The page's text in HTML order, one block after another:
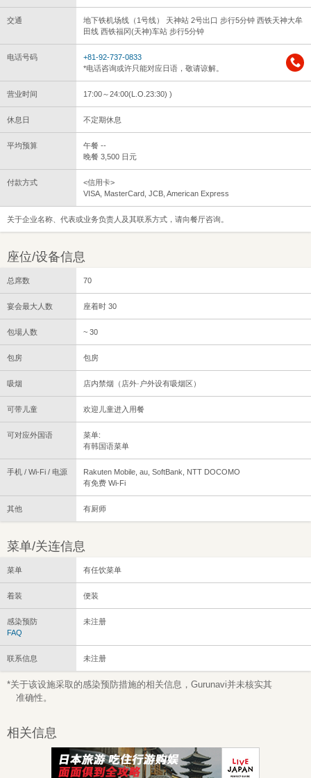
交通
地下铁机场线（1号线） 天神站 2号出口 步行5分钟 西铁天神大牟
田线 西铁福冈(天神)车站 步行5分钟
电话号码
+81-92-737-0833
*电话咨询或许只能对应日语，敬请谅解。
营业时间 17:00～24:00(L.O.23:30) )
休息日 不定期休息
平均预算
午餐 --
晚餐 3,500 日元
付款方式
<信用卡>
VISA, MasterCard, JCB, American Express
关于企业名称、代表或业务负责人及其联系方式，请向餐厅咨询。
座位/设备信息
总席数 70
宴会最大人数 座着时 30
包場人数 ~ 30
包房 包房
吸烟 店内禁烟（店外·户外设有吸烟区）
可带儿童 欢迎儿童进入用餐
可对应外国语
菜单:
有韩国语菜单
手机 / Wi-Fi / 电源
Rakuten Mobile, au, SoftBank, NTT DOCOMO
有免费 Wi-Fi
其他 有厨师
菜单/关连信息
菜单 有任饮菜单
着装 便装
感染预防
FAQ
未注册
联系信息 未注册
*关于该设施采取的感染预防措施的相关信息，Gurunavi并未核实其
准确性。
相关信息